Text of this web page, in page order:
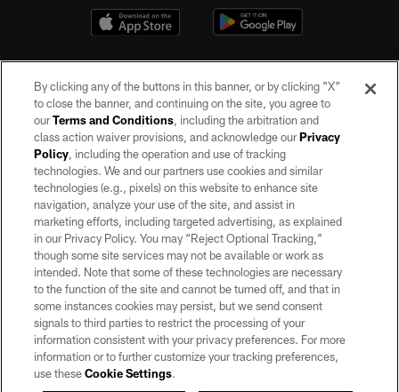
©2026 by the Las Vegas Raiders. All rights reserved. No portion of this site
may be reproduced without the express written permission of the Las Vegas
Raiders.
PRIVACY POLICY
TERMS OF SERVICE
ACCESSIBILITY
AD CHOICES
YOUR PRIVACY CHOICES
COOKIE SETTINGS
By clicking any of the buttons in this banner, or by clicking "X"
to close the banner, and continuing on the site, you agree to
ourTerms and Conditions, including the arbitration and
class action waiver provisions, and acknowledge ourPrivacy
Policy, including the operation and use of tracking
technologies. We and our partners use cookies and similar
technologies (e.g., pixels) on this website to enhance site
navigation, analyze your use of the site, and assist in
marketing efforts, including targeted advertising, as explained
in our Privacy Policy. You may “Reject Optional Tracking,”
though some site services may not be available or work as
intended. Note that some of these technologies are necessary
to the function of the site and cannot be turned off, and that in
some instances cookies may persist, but we send consent
signals to third parties to restrict the processing of your
information consistent with your privacy preferences. For more
information or to further customize your tracking preferences,
use theseCookie Settings.